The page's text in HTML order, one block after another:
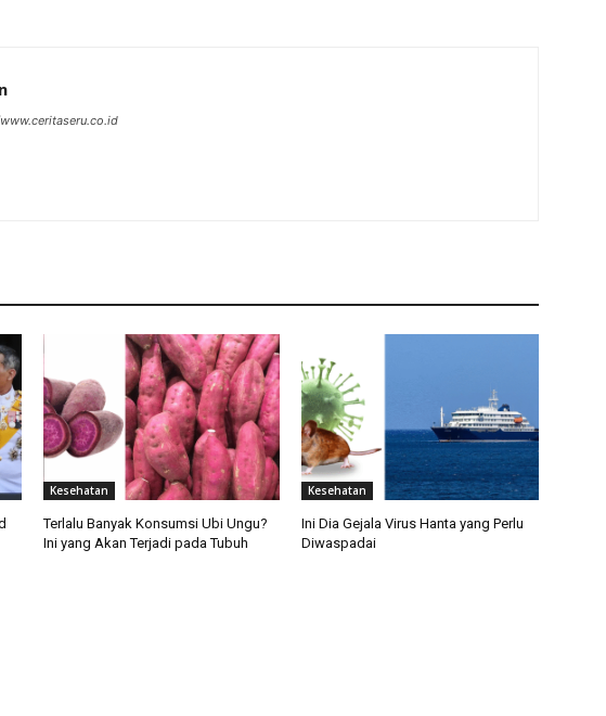
Kesehatan
Terlalu Banyak Konsumsi Ubi Ungu?
Ini yang Akan Terjadi pada Tubuh
Kesehatan
Ini Dia Gejala Virus Hanta yang Perlu
Diwaspadai